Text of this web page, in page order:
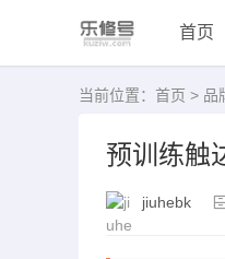
首页
当前位置： 首页 > 品
预训练触
jiuhebk